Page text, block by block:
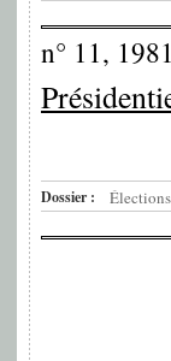
n° 11,
Dossier :